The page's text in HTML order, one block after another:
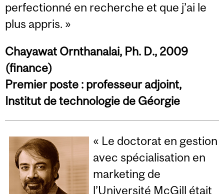
perfectionné en recherche et que j’ai le
plus appris. »
Chayawat Ornthanalai, Ph. D., 2009
(finance)
Premier poste : professeur adjoint,
Institut de technologie de Géorgie
« Le doctorat en gestion
avec spécialisation en
marketing de
l’Université McGill était